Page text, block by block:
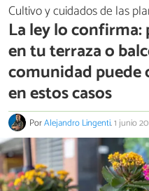
Cultivo y cuidados de las
La ley lo
en tu terraza o
comunidad puede
en estos casos
PorAlejandro Lingenti.1 junio